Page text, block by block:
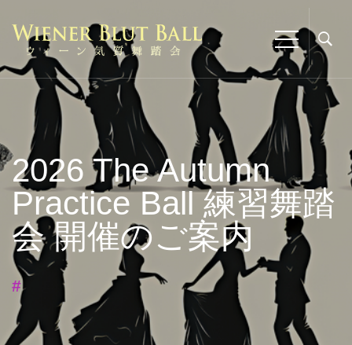
2026 The Autumn
Practice Ball 練習舞踏
会 開催のご案内
#